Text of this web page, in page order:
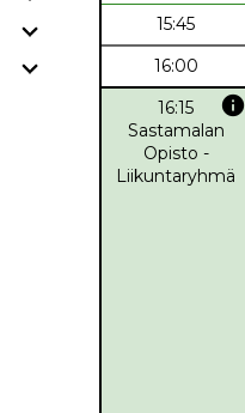
15:45
16:00
16:15
info
Sastamalan
Opisto -
Liikuntaryhmä